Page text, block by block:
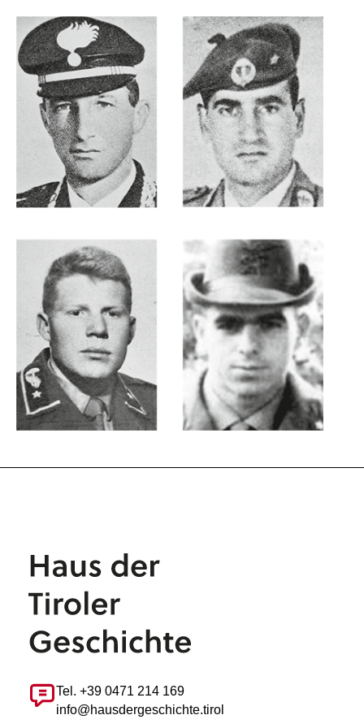
Tel. +39 0471 214 169
info@hausdergeschichte.tirol